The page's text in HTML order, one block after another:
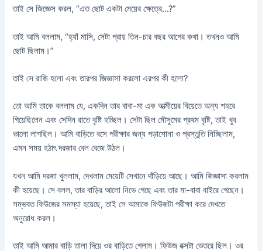
তাই সে জিজ্ঞেস করল, “এত ছোট একটা মেয়ের ক্ষেত্রে…?”
তাই আমি বললাম, “হ্যাঁ মাসি, সেটা প্রায় তিন-চার বছর আগের কথা। তখনও আমি
ছোট ছিলাম।”
তাই সে রাজি হলো এবং তারপর জিজ্ঞাসা করলো এরপর কী হলো?
তো আমি তাকে বললাম যে, একদিন তার বাবা-মা এক আত্মীয়ের বিয়েতে অন্য শহরে
গিয়েছিলেন এবং সেদিন রাতে বৃষ্টি হচ্ছিল। সেটা ছিল মৌসুমের প্রথম বৃষ্টি, তাই খুব
ভালো লাগছিল। আমি বাড়িতে বসে পরীক্ষার জন্য পড়াশোনা ও প্রস্তুতি নিচ্ছিলাম,
এমন সময় হঠাৎ দরজার বেল বেজে উঠল।
যখন আমি দরজা খুললাম, দেখলাম মেয়েটি সেখানে দাঁড়িয়ে আছে। আমি জিজ্ঞাসা করলাম
কী হয়েছে। সে বলল, তার বাড়ির আলো নিভে গেছে এবং তার মা-বাবা বাইরে গেছেন।
সম্ভবত ফিউজের সমস্যা হয়েছে, তাই সে আমাকে ফিউজটা পরীক্ষা করে দেখতে
অনুরোধ করল।
তাই আমি আমার বাড়ি তালা দিয়ে ওর বাড়িতে গেলাম। ফিউজ বক্সটা ভেতরে ছিল। ওর